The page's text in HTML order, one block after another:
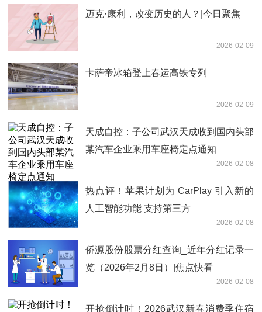
迈克·康利，改变历史的人？|今日聚焦
2026-02-09
卡萨帝冰箱登上春运高铁专列
2026-02-09
天成自控：子公司武汉天成收到国内头部
某汽车企业乘用车座椅定点通知
2026-02-08
热点评！苹果计划为 CarPlay 引入新的
人工智能功能 支持第三方
2026-02-08
侨源股份股票分红查询_近年分红记录一
览（2026年2月8日）|焦点快看
2026-02-08
开抢倒计时！2026武汉新春消费季住宿